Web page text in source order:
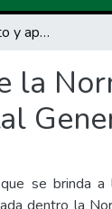
Nivel de conocimiento y aplicación de la Normativa Sanitaria ESAMyN del personal que labora en el Hospital General Marco Vinicio Iza
la
se brinda